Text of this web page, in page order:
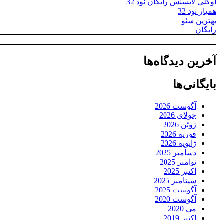
همیار نود 32
بهترین سئو
رایگان
آخرین دیدگاه‌ها
بایگانی‌ها
آگوست 2026
جولای 2026
ژوئن 2026
فوریه 2026
ژانویه 2026
دسامبر 2025
نوامبر 2025
اکتبر 2025
سپتامبر 2025
آگوست 2025
آگوست 2020
می 2020
اکتبر 2019